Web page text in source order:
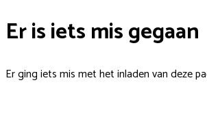
Er is iets mis gegaan
Er ging iets mis met het inladen van deze